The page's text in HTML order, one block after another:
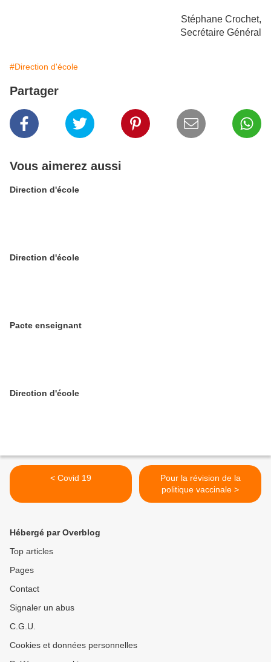
Stéphane Crochet,
Secrétaire Général
#Direction d'école
Partager
Vous aimerez aussi
Direction d'école
Direction d'école
Pacte enseignant
Direction d'école
< Covid 19
Pour la révision de la
politique vaccinale >
Hébergé par Overblog
Top articles
Pages
Contact
Signaler un abus
C.G.U.
Cookies et données personnelles